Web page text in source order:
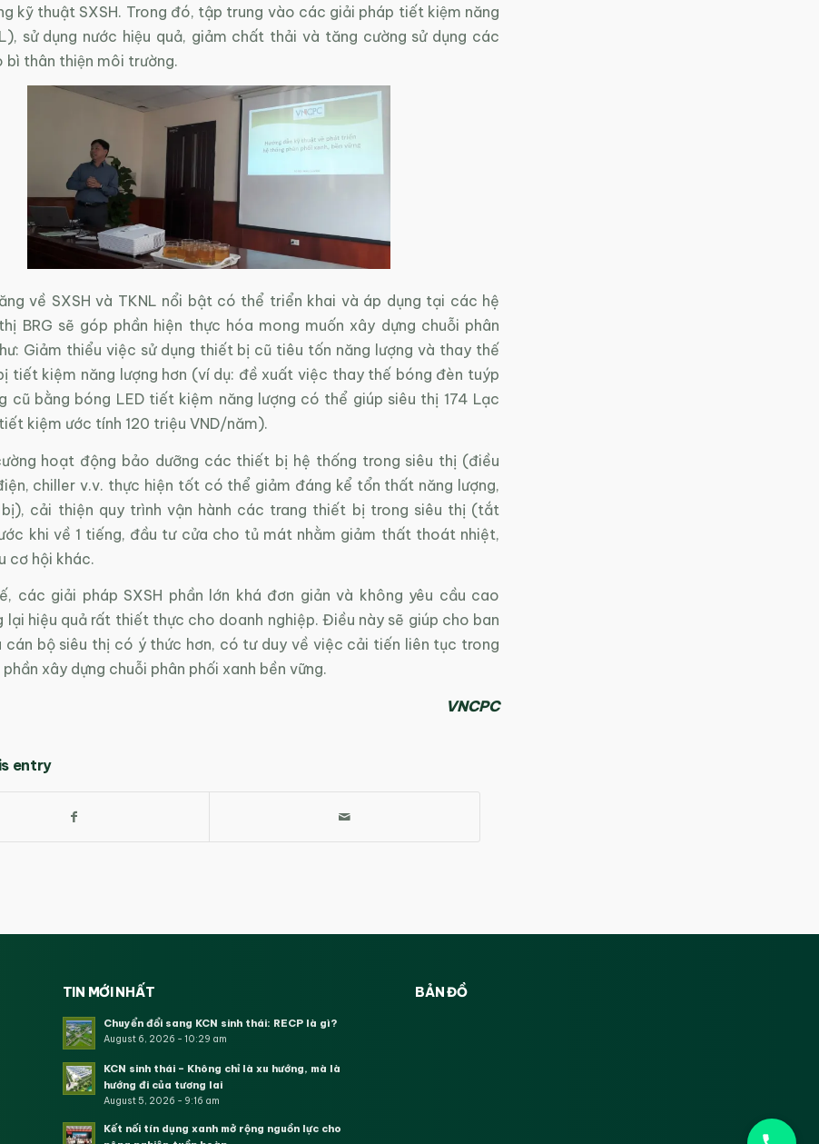
kỹ thuật SXSH. Trong đó, tập trung vào các giải pháp tiết kiệm năng
sử dụng nước hiệu quả, giảm chất thải và tăng cường sử dụng các
bì thân thiện môi trường.
về SXSH và TKNL nổi bật có thể triển khai và áp dụng tại các hệ
BRG sẽ góp phần hiện thực hóa mong muốn xây dựng chuỗi phân
Giảm thiểu việc sử dụng thiết bị cũ tiêu tốn năng lượng và thay thế
tiết kiệm năng lượng hơn (ví dụ: đề xuất việc thay thế bóng đèn tuýp
cũ bằng bóng LED tiết kiệm năng lượng có thể giúp siêu thị 174 Lạc
kiệm ước tính 120 triệu VND/năm).
hoạt động bảo dưỡng các thiết bị hệ thống trong siêu thị (điều
chiller v.v. thực hiện tốt có thể giảm đáng kể tổn thất năng lượng,
cải thiện quy trình vận hành các trang thiết bị trong siêu thị (tắt
khi về 1 tiếng, đầu tư cửa cho tủ mát nhằm giảm thất thoát nhiệt,
cơ hội khác.
các giải pháp SXSH phần lớn khá đơn giản và không yêu cầu cao
lại hiệu quả rất thiết thực cho doanh nghiệp. Điều này sẽ giúp cho ban
cán bộ siêu thị có ý thức hơn, có tư duy về việc cải tiến liên tục trong
xây dựng chuỗi phân phối xanh bền vững.
VNCPC
entry
TIN MỚI NHẤT
Chuyển đổi sang KCN sinh thái: RECP là gì?
August 6, 2026 - 10:29 am
KCN sinh thái – Không chỉ là xu hướng, mà là
hướng đi của tương lai
August 5, 2026 - 9:16 am
Kết nối tín dụng xanh mở rộng nguồn lực cho
BẢN ĐỒ